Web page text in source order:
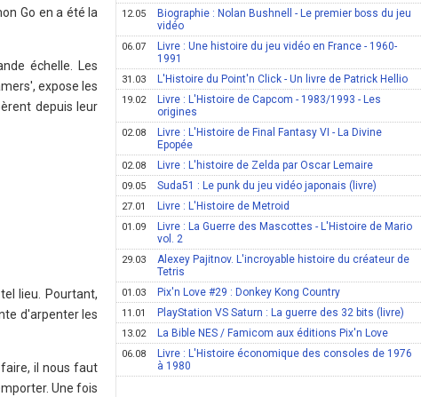
Go en a été la
échelle. Les
expose les
depuis leur
lieu. Pourtant,
d'arpenter les
il nous faut
Une fois
12.05
Biographie : Nolan Bushnell - Le premier boss du jeu
vidéo
06.07
Livre : Une histoire du jeu vidéo en France - 1960-
1991
31.03 L'Histoire du Point'n Click - Un livre de Patrick Hellio
19.02
Livre : L'Histoire de Capcom - 1983/1993 - Les
origines
02.08
Livre : L'Histoire de Final Fantasy VI - La Divine
Epopée
02.08 Livre : L'histoire de Zelda par Oscar Lemaire
09.05 Suda51 : Le punk du jeu vidéo japonais (livre)
27.01 Livre : L'Histoire de Metroid
01.09
Livre : La Guerre des Mascottes - L'Histoire de Mario
vol. 2
29.03
Alexey Pajitnov. L'incroyable histoire du créateur de
Tetris
01.03 Pix'n Love #29 : Donkey Kong Country
11.01 PlayStation VS Saturn : La guerre des 32 bits (livre)
13.02 La Bible NES / Famicom aux éditions Pix'n Love
06.08
Livre : L'Histoire économique des consoles de 1976
à 1980